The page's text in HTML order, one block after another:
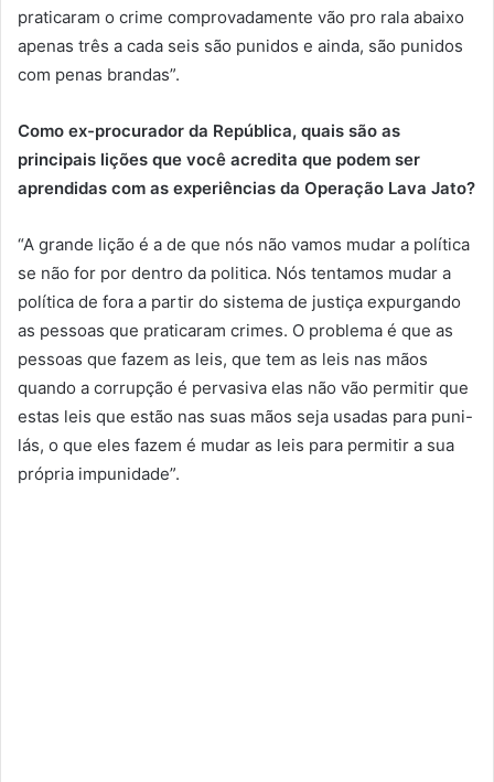
praticaram o crime comprovadamente vão pro rala abaixo
apenas três a cada seis são punidos e ainda, são punidos
com penas brandas”.
Como ex-procurador da República, quais são as
principais lições que você acredita que podem ser
aprendidas com as experiências da Operação Lava Jato?
“A grande lição é a de que nós não vamos mudar a política
se não for por dentro da politica. Nós tentamos mudar a
política de fora a partir do sistema de justiça expurgando
as pessoas que praticaram crimes. O problema é que as
pessoas que fazem as leis, que tem as leis nas mãos
quando a corrupção é pervasiva elas não vão permitir que
estas leis que estão nas suas mãos seja usadas para puni-
lás, o que eles fazem é mudar as leis para permitir a sua
própria impunidade”.